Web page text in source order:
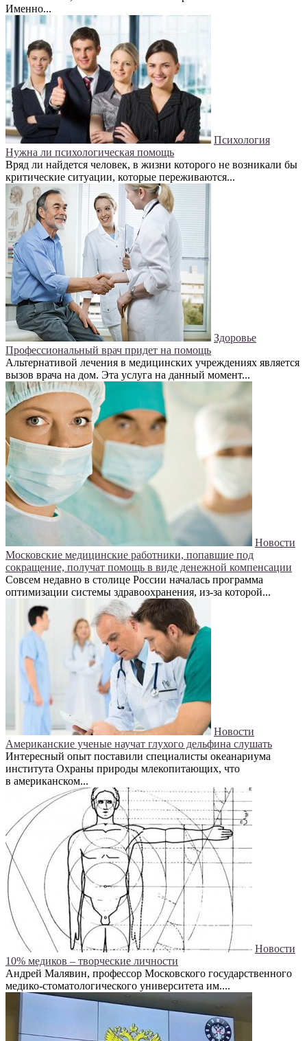
Именно...
Психология
Нужна ли психологическая помощь
Вряд ли найдется человек, в жизни которого не возникали бы
критические ситуации, которые переживаются...
Здоровье
Профессиональный врач придет на помощь
Альтернативой лечения в медицинских учреждениях является
вызов врача на дом. Эта услуга на данный момент...
Новости
Московские медицинские работники, попавшие под
сокращение, получат помощь в виде денежной компенсации
Совсем недавно в столице России началась программа
оптимизации системы здравоохранения, из-за которой...
Новости
Американские ученые научат глухого дельфина слушать
Интересный опыт поставили специалисты океанариума
института Охраны природы млекопитающих, что
в американском...
Новости
10% медиков – творческие личности
Андрей Малявин, профессор Московского государственного
медико-стоматологического университета им....